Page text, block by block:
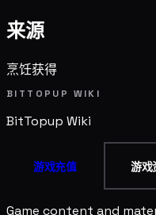
来源
烹饪获得
BITTOPUP WIKI
BitTopup Wiki
游戏充值 游戏
Game content and